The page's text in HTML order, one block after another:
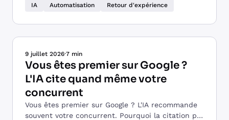
mon bilan. Un exemple concret d'automatisation.
IA Automatisation Retour d'expérience
9 juillet 2026·7 min
Vous êtes premier sur Google ?
L'IA cite quand même votre
concurrent
Vous êtes premier sur Google ? L'IA recommande
souvent votre concurrent. Pourquoi la citation par